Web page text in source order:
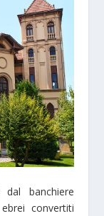
banchiere
convertiti